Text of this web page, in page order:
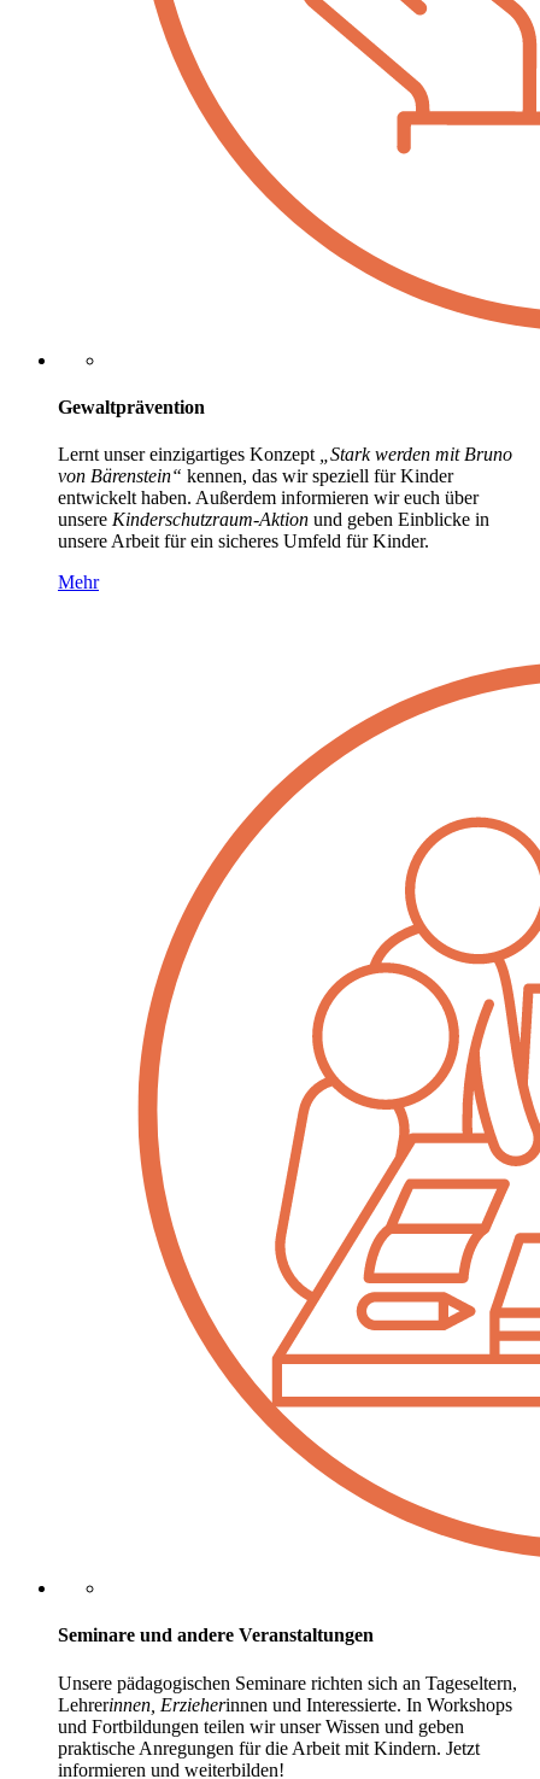
Gewaltprävention
Lernt unser einzigartiges Konzept
„Stark werden mit Bruno
von Bärenstein“ kennen, das wir speziell für Kinder
entwickelt haben. Außerdem informieren wir euch über
unsere Kinderschutzraum-Aktion und geben Einblicke in
unsere Arbeit für ein sicheres Umfeld für Kinder.
Mehr
Seminare und andere Veranstaltungen
Unsere pädagogischen Seminare richten sich an Tageseltern,
Lehrerinnen, Erzieherinnen und Interessierte. In Workshops
und Fortbildungen teilen wir unser Wissen und geben
praktische Anregungen für die Arbeit mit Kindern. Jetzt
informieren und weiterbilden!